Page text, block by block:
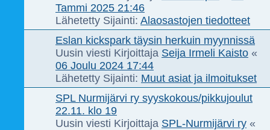
Tammi 2025 21:46
Lähetetty Sijainti: Alaosastojen tiedotteet
Eslan kickspark täysin herkuin myynnissä
Uusin viesti Kirjoittaja Seija Irmeli Kaisto «
06 Joulu 2024 17:44
Lähetetty Sijainti: Muut asiat ja ilmoitukset
SPL Nurmijärvi ry syyskokous/pikkujoulut
22.11. klo 19
Uusin viesti Kirjoittaja SPL-Nurmijärvi ry «